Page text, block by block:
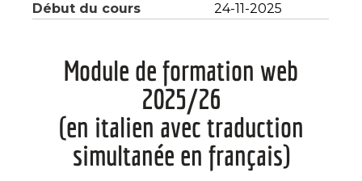
Début du cours 24-11-2025
Module de formation web
2025/26
(en italien avec traduction
simultanée en français)